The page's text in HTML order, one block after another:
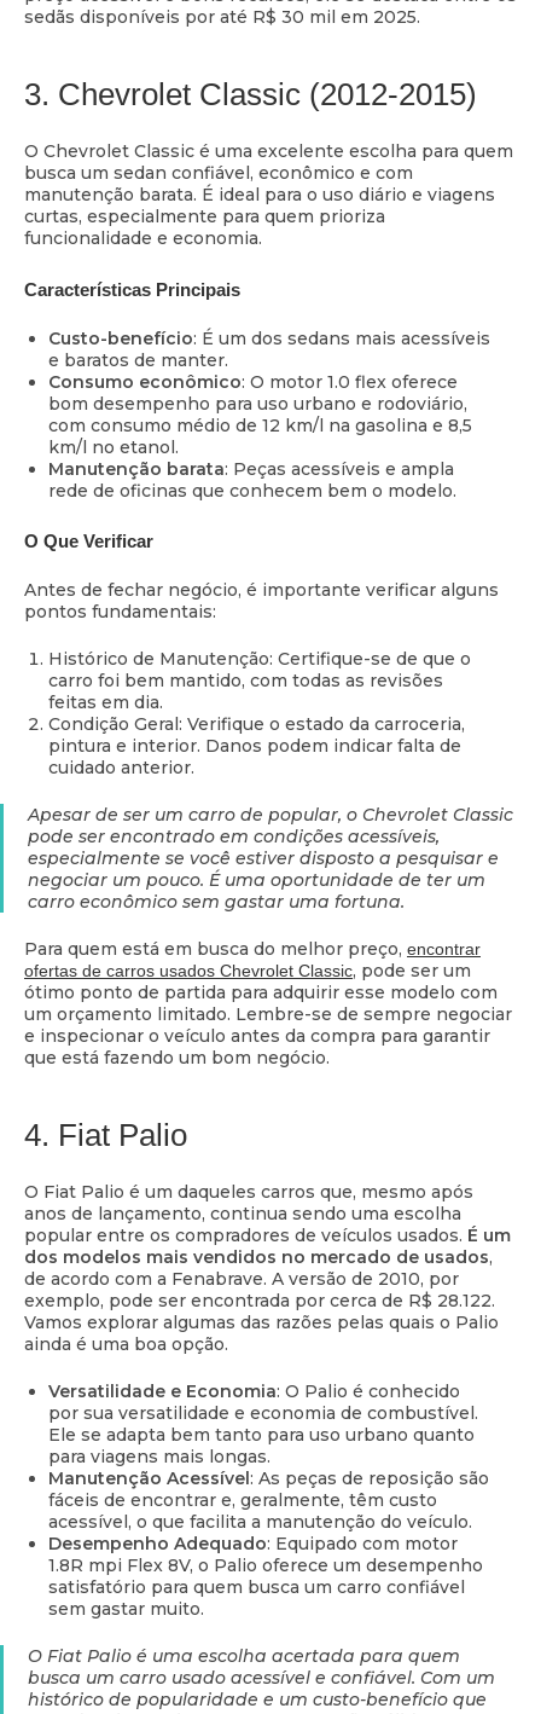
sedãs disponíveis por até R$ 30 mil em 2025.
3. Chevrolet Classic (2012-2015)
O Chevrolet Classic é uma excelente escolha para quem
busca um sedan confiável, econômico e com
manutenção barata. É ideal para o uso diário e viagens
curtas, especialmente para quem prioriza
funcionalidade e economia.
Características Principais
Custo-benefício: É um dos sedans mais acessíveis
e baratos de manter.
Consumo econômico: O motor 1.0 flex oferece
bom desempenho para uso urbano e rodoviário,
com consumo médio de 12 km/l na gasolina e 8,5
km/l no etanol.
Manutenção barata: Peças acessíveis e ampla
rede de oficinas que conhecem bem o modelo.
O Que Verificar
Antes de fechar negócio, é importante verificar alguns
pontos fundamentais:
Histórico de Manutenção: Certifique-se de que o
carro foi bem mantido, com todas as revisões
feitas em dia.
Condição Geral: Verifique o estado da carroceria,
pintura e interior. Danos podem indicar falta de
cuidado anterior.
Apesar de ser um carro de popular, o Chevrolet Classic
pode ser encontrado em condições acessíveis,
especialmente se você estiver disposto a pesquisar e
negociar um pouco. É uma oportunidade de ter um
carro econômico sem gastar uma fortuna.
Para quem está em busca do melhor preço, encontrar
ofertas de carros usados Chevrolet Classic, pode ser um
ótimo ponto de partida para adquirir esse modelo com
um orçamento limitado. Lembre-se de sempre negociar
e inspecionar o veículo antes da compra para garantir
que está fazendo um bom negócio.
4. Fiat Palio
O Fiat Palio é um daqueles carros que, mesmo após
anos de lançamento, continua sendo uma escolha
popular entre os compradores de veículos usados. É um
dos modelos mais vendidos no mercado de usados,
de acordo com a Fenabrave. A versão de 2010, por
exemplo, pode ser encontrada por cerca de R$ 28.122.
Vamos explorar algumas das razões pelas quais o Palio
ainda é uma boa opção.
Versatilidade e Economia: O Palio é conhecido
por sua versatilidade e economia de combustível.
Ele se adapta bem tanto para uso urbano quanto
para viagens mais longas.
Manutenção Acessível: As peças de reposição são
fáceis de encontrar e, geralmente, têm custo
acessível, o que facilita a manutenção do veículo.
Desempenho Adequado: Equipado com motor
1.8R mpi Flex 8V, o Palio oferece um desempenho
satisfatório para quem busca um carro confiável
sem gastar muito.
O Fiat Palio é uma escolha acertada para quem
busca um carro usado acessível e confiável. Com um
histórico de popularidade e um custo-benefício que